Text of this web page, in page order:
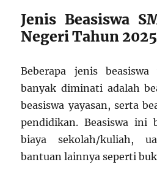
Jenis Beasiswa
Negeri Tahun 2025
Beberapa jenis
banyak diminati adalah
beasiswa yayasan, serta
pendidikan. Beasiswa ini
biaya sekolah/kuliah,
bantuan lainnya seperti